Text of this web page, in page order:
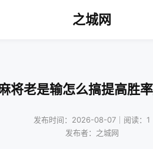
之城网
将老是输怎么搞提高胜
发布时间：2026-08-07｜阅读：1
发布者：之城网